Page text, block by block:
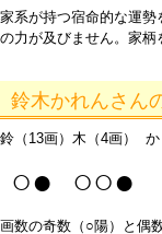
家系が持つ宿命的な運
の力が及びません。家柄
鈴木かれんさん
鈴（13画）木（4画） か
○● ○○●
画数の奇数（○陽）と偶